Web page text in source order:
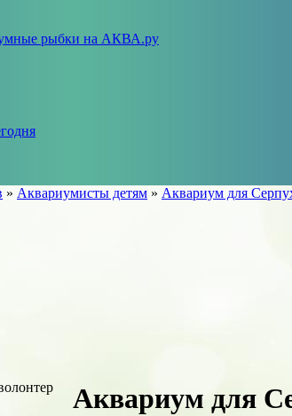
» Аквариумисты детям » Аквариум для
Аквариум для